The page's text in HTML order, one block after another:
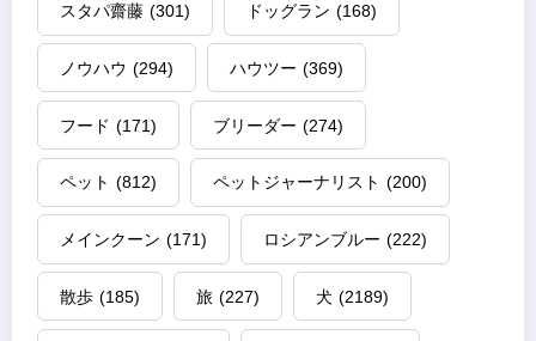
スタパ齋藤 (301) ドッグラン (168)
ノウハウ (294) ハウツー (369)
フード (171) ブリーダー (274)
ペット (812) ペットジャーナリスト (200)
メインクーン (171) ロシアンブルー (222)
散歩 (185) 旅 (227) 犬 (2189)